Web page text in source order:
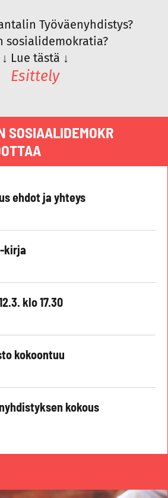
Työväenyhdistys?
sosialidemokratia?
↓ Lue tästä ↓
Esittely
SOSIAALIDEMOKR
ehdot ja yhteys
kirja
klo 17.30
kokoontuu
kokous